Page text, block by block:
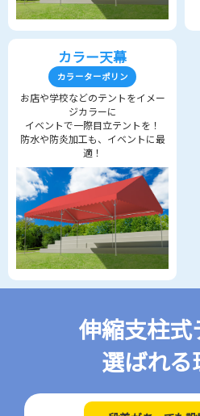
カラー天幕
カラーターポリン
お店や学校などのテントをイメー
ジカラーに
イベントで一際目立テントを！
防水や防炎加工も、イベントに最
適！
伸縮支柱式
選ばれる